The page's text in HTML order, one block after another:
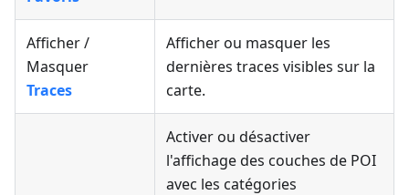
Afficher /
Masquer
Traces
Afficher ou masquer les
dernières traces visibles sur la
carte.
Activer ou désactiver
l'affichage des couches de POI
avec les catégories